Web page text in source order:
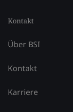
Kontakt
Über BSI
Kontakt
Karriere